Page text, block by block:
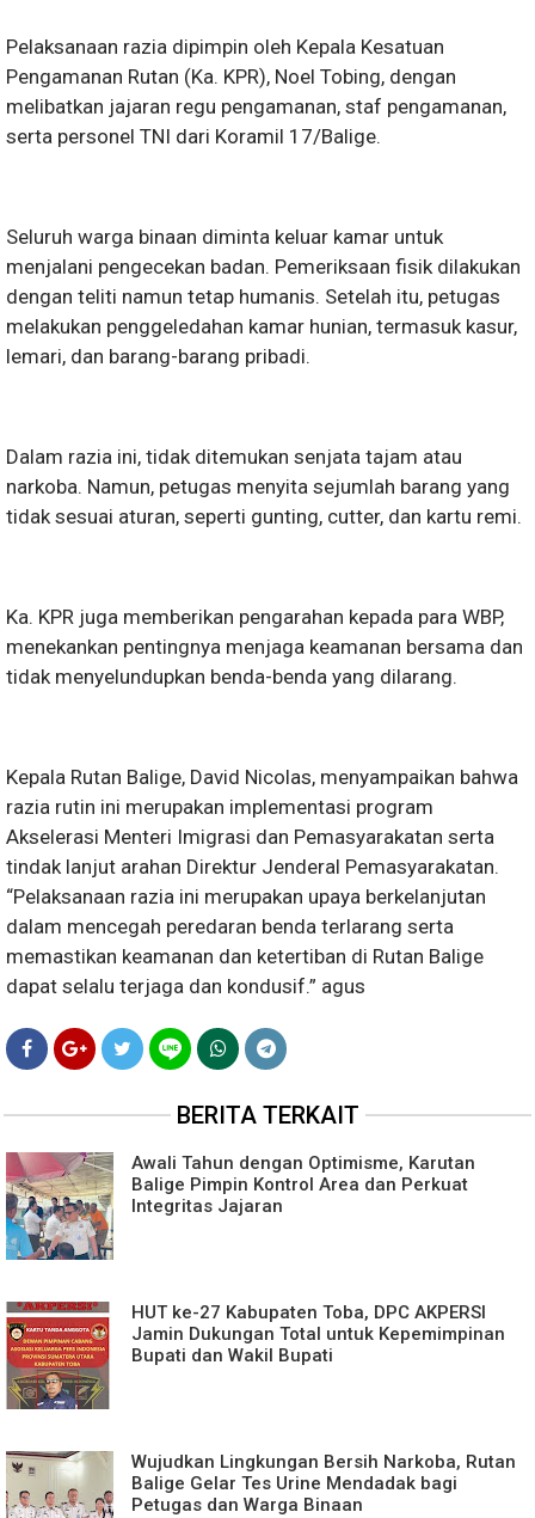
Pelaksanaan razia dipimpin oleh Kepala Kesatuan
Pengamanan Rutan (Ka. KPR), Noel Tobing, dengan
melibatkan jajaran regu pengamanan, staf pengamanan,
serta personel TNI dari Koramil 17/Balige.
Seluruh warga binaan diminta keluar kamar untuk
menjalani pengecekan badan. Pemeriksaan fisik dilakukan
dengan teliti namun tetap humanis. Setelah itu, petugas
melakukan penggeledahan kamar hunian, termasuk kasur,
lemari, dan barang-barang pribadi.
Dalam razia ini, tidak ditemukan senjata tajam atau
narkoba. Namun, petugas menyita sejumlah barang yang
tidak sesuai aturan, seperti gunting, cutter, dan kartu remi.
Ka. KPR juga memberikan pengarahan kepada para WBP,
menekankan pentingnya menjaga keamanan bersama dan
tidak menyelundupkan benda-benda yang dilarang.
Kepala Rutan Balige, David Nicolas, menyampaikan bahwa
razia rutin ini merupakan implementasi program
Akselerasi Menteri Imigrasi dan Pemasyarakatan serta
tindak lanjut arahan Direktur Jenderal Pemasyarakatan.
“Pelaksanaan razia ini merupakan upaya berkelanjutan
dalam mencegah peredaran benda terlarang serta
memastikan keamanan dan ketertiban di Rutan Balige
dapat selalu terjaga dan kondusif.” agus
BERITA TERKAIT
Awali Tahun dengan Optimisme, Karutan
Balige Pimpin Kontrol Area dan Perkuat
Integritas Jajaran
HUT ke-27 Kabupaten Toba, DPC AKPERSI
Jamin Dukungan Total untuk Kepemimpinan
Bupati dan Wakil Bupati
Wujudkan Lingkungan Bersih Narkoba, Rutan
Balige Gelar Tes Urine Mendadak bagi
Petugas dan Warga Binaan